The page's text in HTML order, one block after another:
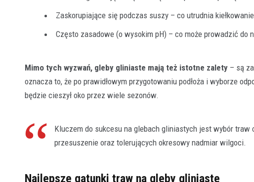
Zaskorupiające się podczas suszy – co utrudnia
Często zasadowe (o wysokim pH) – co może prowadzić do
Mimo tych wyzwań, gleby gliniaste mają też istotne zalety – są
oznacza to, że po prawidłowym przygotowaniu podłoża i wyborze
będzie cieszył oko przez wiele sezonów.
Kluczem do sukcesu na glebach gliniastych jest wybór traw
przesuszenie oraz tolerujących okresowy nadmiar wilgoci.
Najlepsze gatunki traw na gleby gliniaste